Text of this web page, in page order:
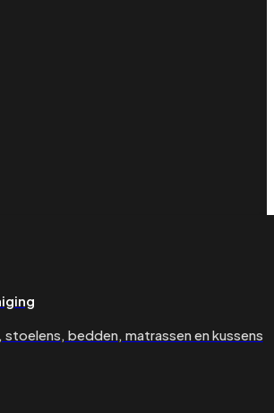
stoelens, bedden, matrassen en kussens